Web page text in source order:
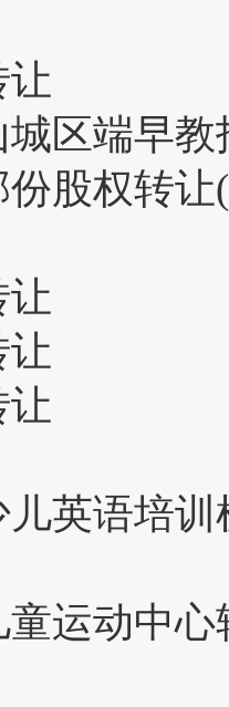
让
区端早教
股权转让
让
让
让
英语培训
运动中心